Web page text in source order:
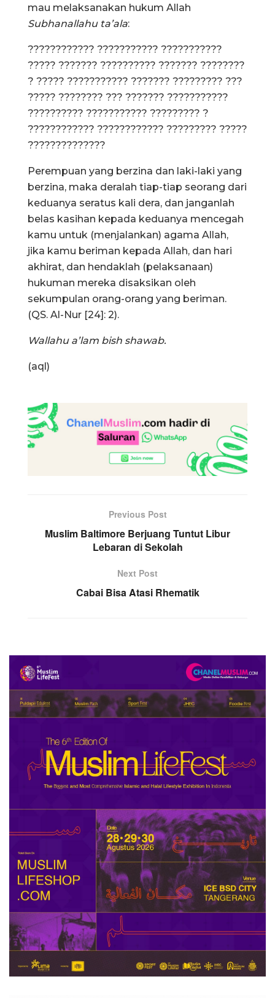
mau melaksanakan hukum Allah
Subhanallahu ta’ala:
???????????? ??????????? ???????????
????? ??????? ?????????? ??????? ????????
? ????? ??????????? ??????? ????????? ???
????? ???????? ??? ??????? ???????????
?????????? ??????????? ????????? ?
???????????? ???????????? ????????? ?????
??????????????
Perempuan yang berzina dan laki-laki yang
berzina, maka deralah tiap-tiap seorang dari
keduanya seratus kali dera, dan janganlah
belas kasihan kepada keduanya mencegah
kamu untuk (menjalankan) agama Allah,
jika kamu beriman kepada Allah, dan hari
akhirat, dan hendaklah (pelaksanaan)
hukuman mereka disaksikan oleh
sekumpulan orang-orang yang beriman.
(QS. Al-Nur [24]: 2).
Wallahu a’lam bish shawab.
(aql)
Previous Post
Muslim Baltimore Berjuang Tuntut Libur
Lebaran di Sekolah
Next Post
Cabai Bisa Atasi Rhematik